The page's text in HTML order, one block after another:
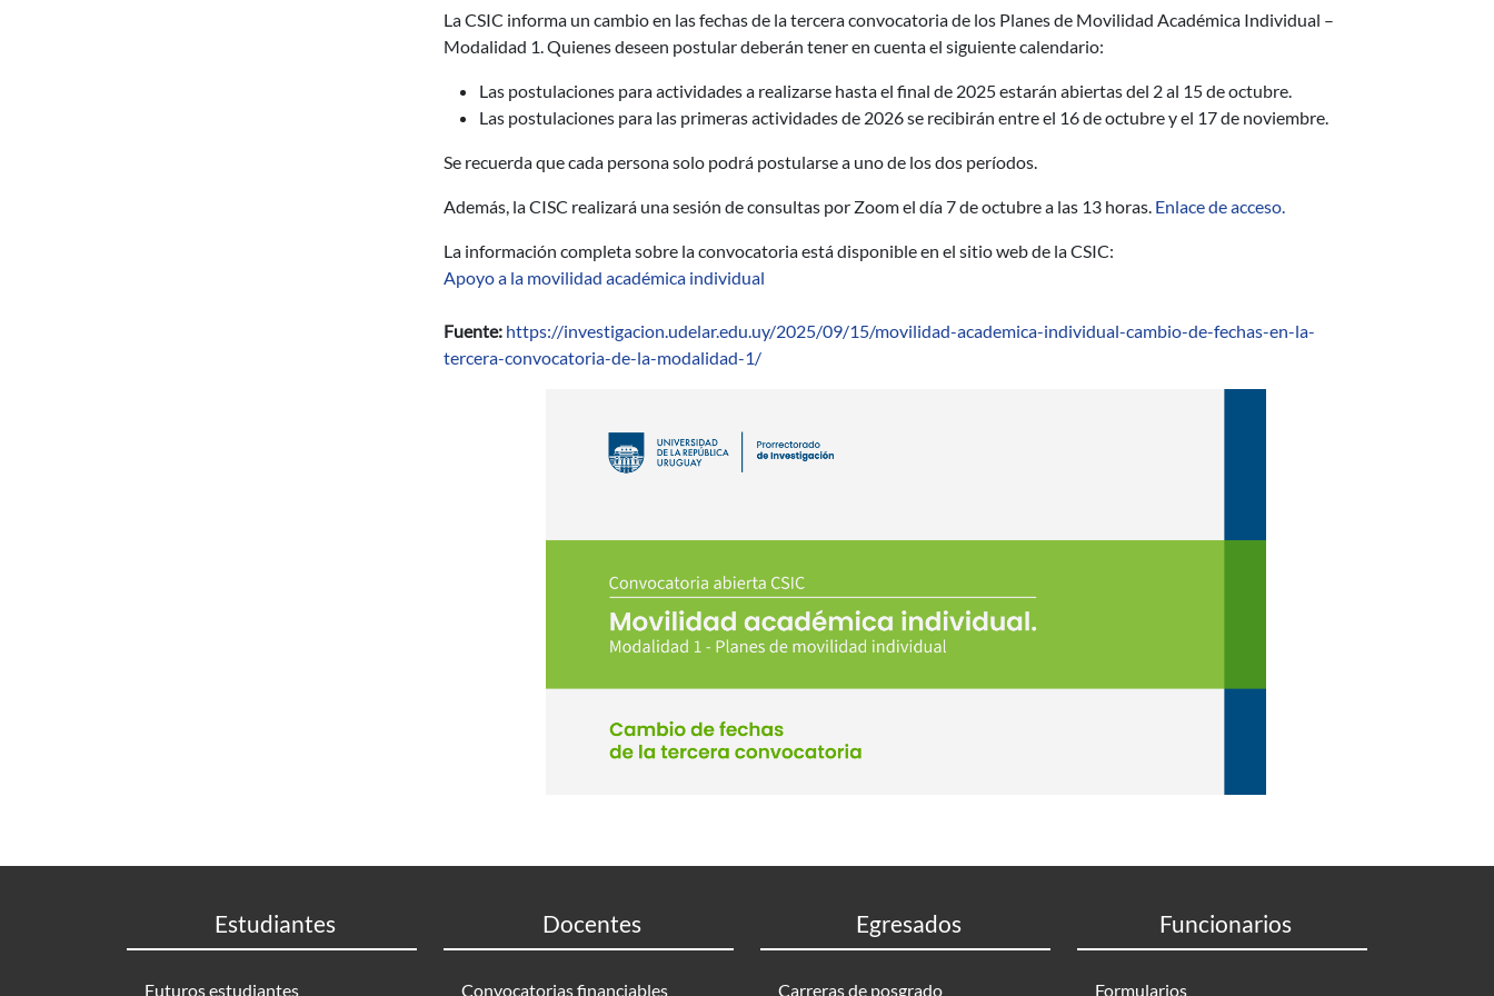
La CSIC informa un cambio en las fechas de la tercera convocatoria de los Planes de Movilidad Académica Individual –
Modalidad 1. Quienes deseen postular deberán tener en cuenta el siguiente calendario:
Las postulaciones para actividades a realizarse hasta el final de 2025 estarán abiertas del 2 al 15 de octubre.
Las postulaciones para las primeras actividades de 2026 se recibirán entre el 16 de octubre y el 17 de noviembre.
Se recuerda que cada persona solo podrá postularse a uno de los dos períodos.
Además, la CISC realizará una sesión de consultas por Zoom el día 7 de octubre a las 13 horas. Enlace de acceso.
La información completa sobre la convocatoria está disponible en el sitio web de la CSIC:
Apoyo a la movilidad académica individual
Fuente: https://investigacion.udelar.edu.uy/2025/09/15/movilidad-academica-individual-cambio-de-fechas-en-la-
tercera-convocatoria-de-la-modalidad-1/
Estudiantes
Futuros estudiantes
Docentes
Convocatorias financiables
Egresados
Carreras de posgrado
Funcionarios
Formularios